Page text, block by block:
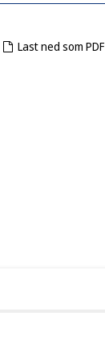
Last ned som PDF